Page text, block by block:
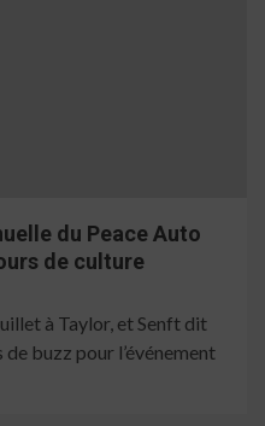
du Peace Auto
de culture
à Taylor, et Senft dit
de buzz pour l’événement